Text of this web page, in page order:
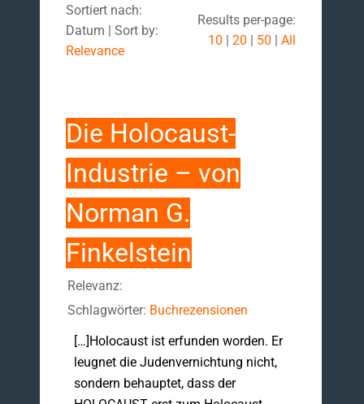
Sortiert nach:
Datum | Sort by:
Relevance
Results per-page:
10 | 20 | 50 | All
Die Holocaust-
Industrie – von
Norman G.
Finkelstein
Relevanz:
Schlagwörter: Buchrezensionen
[…]Holocaust ist erfunden worden. Er
leugnet die Judenvernichtung nicht,
sondern behauptet, dass der